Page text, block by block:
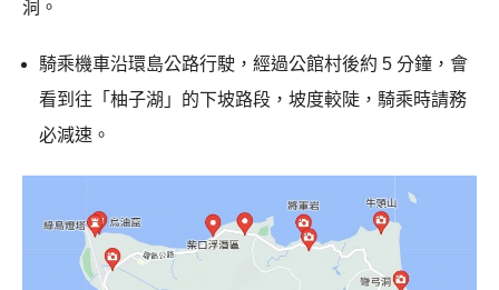
洞。
騎乘機車沿環島公路行駛，經過公館村後約 5 分鐘，會
看到往「柚子湖」的下坡路段，坡度較陡，騎乘時請務
必減速。